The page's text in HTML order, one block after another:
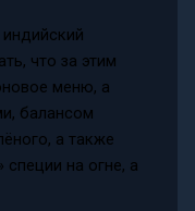
что за этим
меню, а
балансом
а также
специи на огне, а